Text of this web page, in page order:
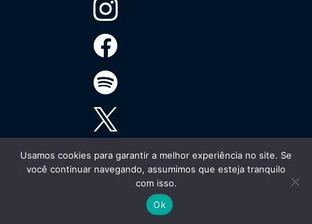
Todos os direitos reservados.
Usamos cookies para garantir a melhor experiência no site. Se
você continuar navegando, assumimos que esteja tranquilo
com isso.
Ok